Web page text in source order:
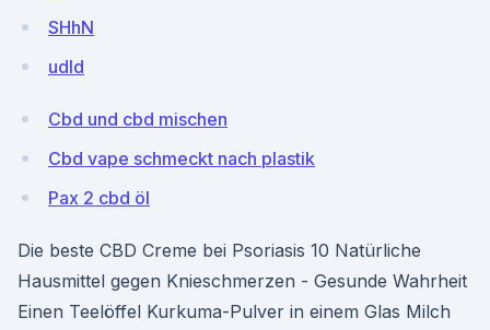
SHhN
udld
Cbd und cbd mischen
Cbd vape schmeckt nach plastik
Pax 2 cbd öl
Die beste CBD Creme bei Psoriasis 10 Natürliche
Hausmittel gegen Knieschmerzen - Gesunde Wahrheit
Einen Teelöffel Kurkuma-Pulver in einem Glas Milch